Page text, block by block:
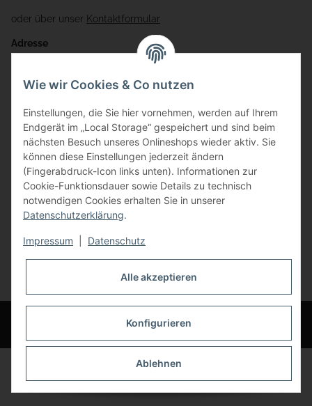
oder über unser Kontaktformular
Adresse
Gewerbering 17
84072 Au i.d. Hallertau
info@bauer-tore.de
Vertrag widerrufen
* Alle Preise inkl. gesetzlicher USt., zzgl.Versand
© Bauer-Systemtechnik GmbH - Technische Änderungen und Irrtümer
vorbehalten
Wie wir Cookies & Co nutzen
Einstellungen, die Sie hier vornehmen, werden auf Ihrem
Endgerät im „Local Storage“ gespeichert und sind beim
nächsten Besuch unseres Onlineshops wieder aktiv. Sie
können diese Einstellungen jederzeit ändern
(Fingerabdruck-Icon links unten). Informationen zur
Cookie-Funktionsdauer sowie Details zu technisch
notwendigen Cookies erhalten Sie in unserer
Datenschutzerklärung.
Impressum Datenschutz
Alle akzeptieren
Konfigurieren
Ablehnen